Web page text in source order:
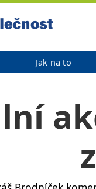
Jak na to